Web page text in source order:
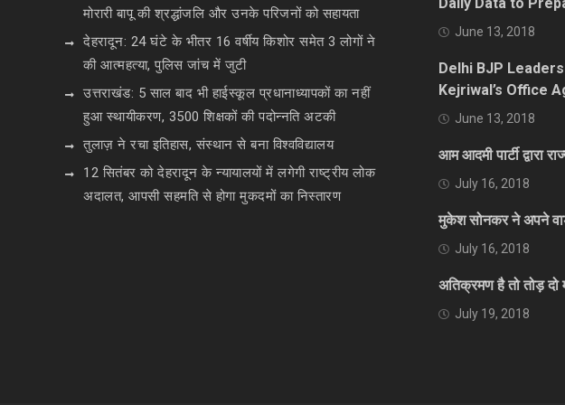
मोरारी बापू की श्रद्धांजलि और उनके परिजनों को सहायता
देहरादून: 24 घंटे के भीतर 16 वर्षीय किशोर समेत 3 लोगों ने
की आत्महत्या, पुलिस जांच में जुटी
उत्तराखंड: 5 साल बाद भी हाईस्कूल प्रधानाध्यापकों का नहीं
हुआ स्थायीकरण, 3500 शिक्षकों की पदोन्नति अटकी
तुलाज़ ने रचा इतिहास, संस्थान से बना विश्वविद्यालय
12 सितंबर को देहरादून के न्यायालयों में लगेगी राष्ट्रीय लोक
अदालत, आपसी सहमति से होगा मुकदमों का निस्तारण
June 13, 2018
Delhi BJP
Kejriwal’s Office
June 13, 2018
आम आदमी पार्टी द्वारा
July 16, 2018
मुकेश सोनकर ने अपने
July 16, 2018
अतिक्रमण है तो तोड़ दो
July 19, 2018